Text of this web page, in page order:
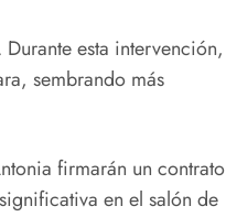
esta intervención,
sembrando más
firmarán un contrato
en el salón de